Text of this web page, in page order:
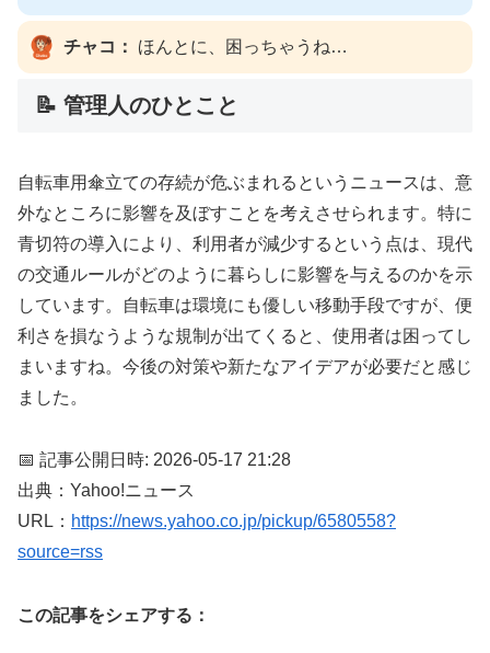
チャコ： ほんとに、困っちゃうね…
📝 管理人のひとこと
自転車用傘立ての存続が危ぶまれるというニュースは、意
外なところに影響を及ぼすことを考えさせられます。特に
青切符の導入により、利用者が減少するという点は、現代
の交通ルールがどのように暮らしに影響を与えるのかを示
しています。自転車は環境にも優しい移動手段ですが、便
利さを損なうような規制が出てくると、使用者は困ってし
まいますね。今後の対策や新たなアイデアが必要だと感じ
ました。
📅 記事公開日時: 2026-05-17 21:28
出典：Yahoo!ニュース
URL： https://news.yahoo.co.jp/pickup/6580558?
source=rss
この記事をシェアする：